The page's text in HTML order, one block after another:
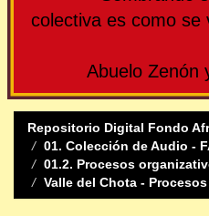
colectiva es como se
Abuelo Zenón
Repositorio Digital Fondo
01. Colección de Audio -
01.2. Procesos
Valle del Chota -